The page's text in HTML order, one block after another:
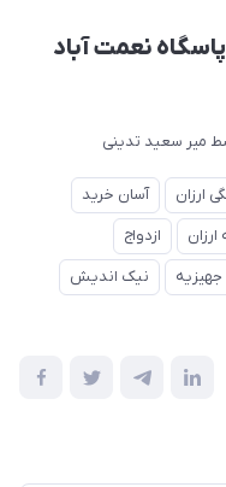
نعمت آباد
میر سعید تدینی
ارزان
آسان خرید
ازدواج
جهیزیه
نیک اندیش